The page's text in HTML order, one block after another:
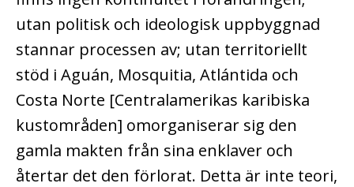
utan politisk och ideologisk uppbyggnad
stannar processen av; utan territoriellt
stöd i Aguán, Mosquitia, Atlántida och
Costa Norte [Centralamerikas karibiska
kustområden] omorganiserar sig den
gamla makten från sina enklaver och
återtar det den förlorat. Detta är inte teori,